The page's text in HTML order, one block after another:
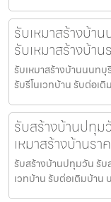
รับเหมาสร้างบ้า
รับเหมาสร้างบ้า
รับเหมาสร้างบ้านนนทบุ
รับรีโนเวทบ้าน รับต่อเ
รับสร้างบ้านปทุ
เหมาสร้างบ้านร
รับสร้างบ้านปทุมวัน รับ
เวทบ้าน รับต่อเติมบ้าน